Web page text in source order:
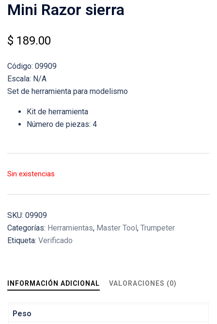
Mini Razor sierra
$ 189.00
Código: 09909
Escala: N/A
Set de herramienta para modelismo
Kit de herramienta
Número de piezas: 4
Sin existencias
SKU: 09909
Categorías: Herramientas, Master Tool, Trumpeter
Etiqueta: Verificado
INFORMACIÓN ADICIONAL VALORACIONES (0)
Peso